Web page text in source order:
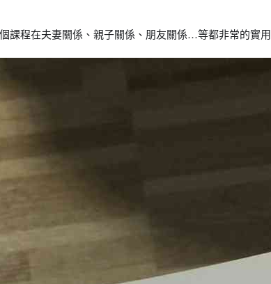
課程在夫妻關係、親子關係、朋友關係…等都非常的實用